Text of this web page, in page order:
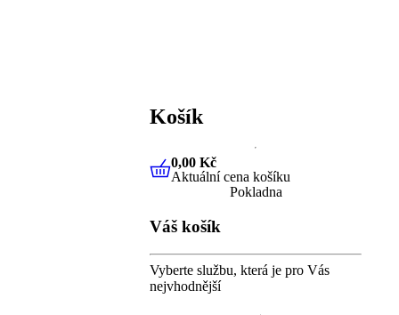
Košík
0,00 KčAktuální cena košíku
0,00 Kč
Aktuální cena košíku
Pokladna
Váš košík
Vyberte službu, která je pro Vás
nejvhodnější